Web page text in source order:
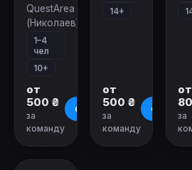
QuestArea
(Николаев)
1–4
чел
10+
от
500 ₴
за
команду
О квесте
14+
от
500 ₴
за
команду
О квесте
за